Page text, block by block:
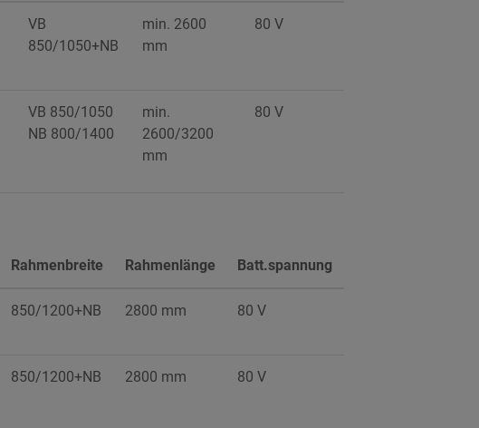
VB
850/1050+NB
min. 2600
mm
80 V
VB 850/1050
NB 800/1400
min.
2600/3200
mm
80 V
Rahmenbreite Rahmenlänge Batt.spannung
850/1200+NB 2800 mm 80 V
850/1200+NB 2800 mm 80 V